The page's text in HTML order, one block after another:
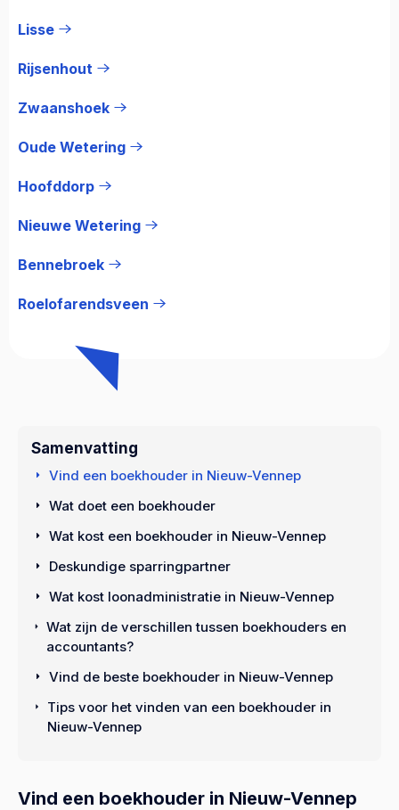
Lisse
Rijsenhout
Zwaanshoek
Oude Wetering
Hoofddorp
Nieuwe Wetering
Bennebroek
Roelofarendsveen
Vind een boekhouder in Nieuw-Vennep
Samenvatting
Vind een boekhouder in Nieuw-Vennep
Wat doet een boekhouder
Wat kost een boekhouder in Nieuw-Vennep
Deskundige sparringpartner
Wat kost loonadministratie in Nieuw-Vennep
Wat zijn de verschillen tussen boekhouders en
accountants?
Vind de beste boekhouder in Nieuw-Vennep
Tips voor het vinden van een boekhouder in
Nieuw-Vennep